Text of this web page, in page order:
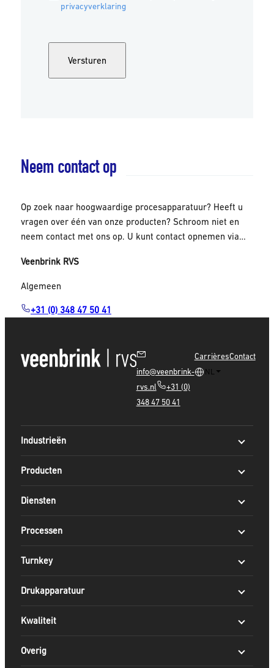
Neem contact op
Op zoek naar hoogwaardige procesapparatuur? Heeft u
vragen over één van onze producten? Schroom niet en
neem contact met ons op. U kunt contact opnemen via
onderstaand telefoonnummer.
Veenbrink RVS
Algemeen
+31 (0) 348 47 50 41
privacyverklaring
Versturen
info@veenbrink-
rvs.nl
+31 (0)
348 47 50 41
CarrièresContact
NL
Industrieën
Producten
Diensten
Processen
Turnkey
Drukapparatuur
Kwaliteit
Overig